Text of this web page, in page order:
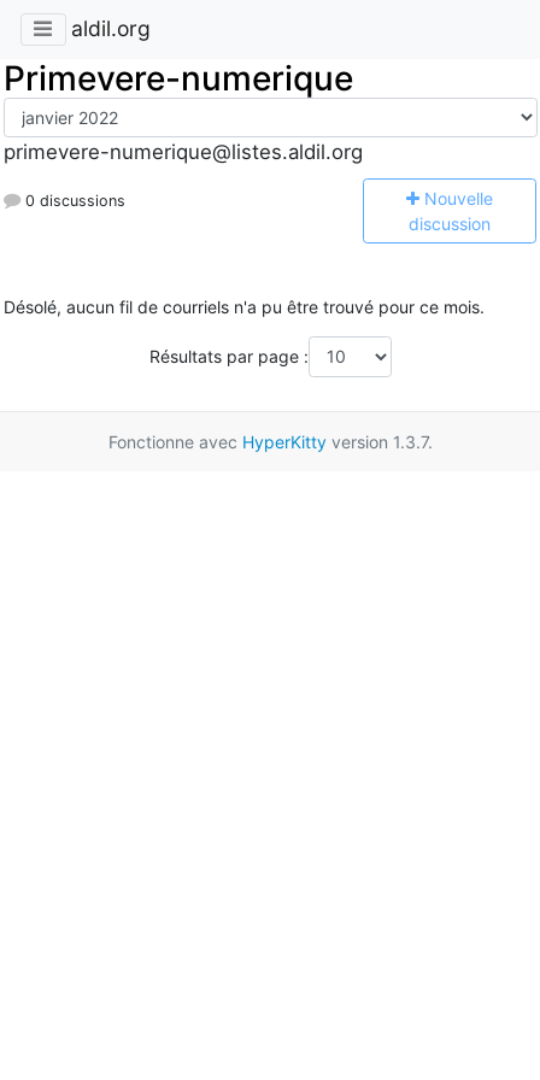
aldil.org
Primevere-numerique
primevere-numerique@listes.aldil.org
0 discussions Nouvelle
discussion
Désolé, aucun fil de courriels n'a pu être trouvé pour ce mois.
Résultats par page :
Fonctionne avec HyperKittyversion 1.3.7.